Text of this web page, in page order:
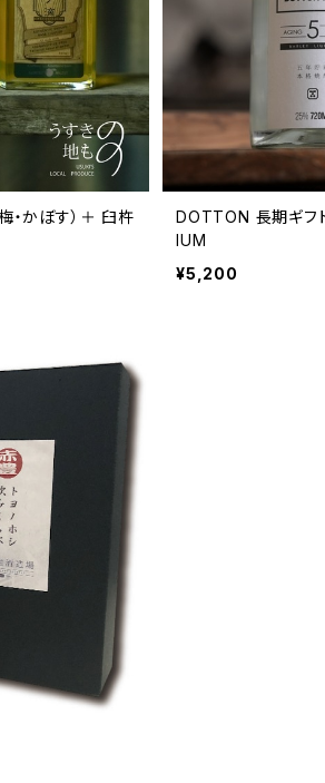
・かぼす）＋ 臼杵
DOTTON 長期ギ
IUM
¥5,200